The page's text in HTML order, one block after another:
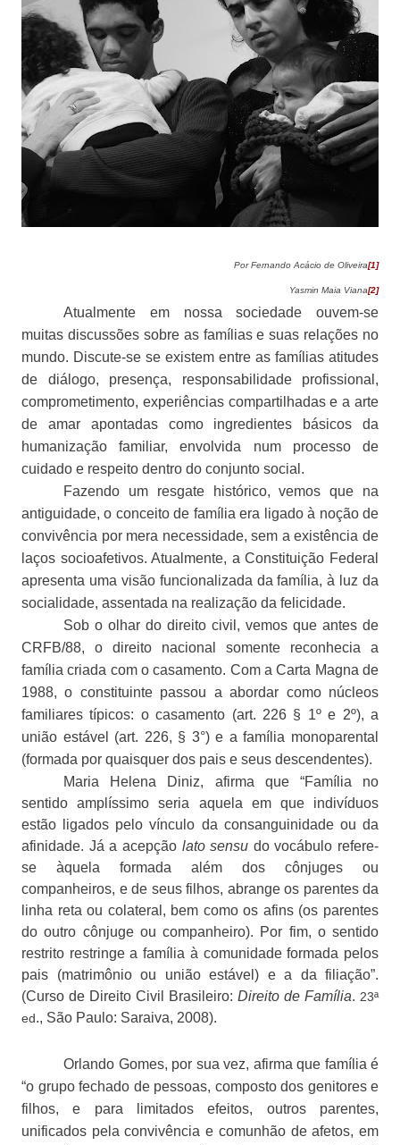
Por Fernando Acácio de Oliveira[1]
Yasmin Maia Viana[2]
Atualmente em nossa sociedade ouvem-se
muitas discussões sobre as famílias e suas relações no
mundo. Discute-se se existem entre as famílias atitudes
de diálogo, presença, responsabilidade profissional,
comprometimento, experiências compartilhadas e a arte
de amar apontadas como ingredientes básicos da
humanização familiar, envolvida num processo de
cuidado e respeito dentro do conjunto social.
Fazendo um resgate histórico, vemos que na
antiguidade, o conceito de família era ligado à noção de
convivência por mera necessidade, sem a existência de
laços socioafetivos. Atualmente, a Constituição Federal
apresenta uma visão funcionalizada da família, à luz da
socialidade, assentada na realização da felicidade.
Sob o olhar do direito civil, vemos que antes de
CRFB/88, o direito nacional somente reconhecia a
família criada com o casamento. Com a Carta Magna de
1988, o constituinte passou a abordar como núcleos
familiares típicos: o casamento (art. 226 § 1º e 2º), a
união estável (art. 226, § 3°) e a família monoparental
(formada por quaisquer dos pais e seus descendentes).
Maria Helena Diniz, afirma que “Família no
sentido amplíssimo seria aquela em que indivíduos
estão ligados pelo vínculo da consanguinidade ou da
afinidade. Já a acepção lato sensu do vocábulo refere-
se àquela formada além dos cônjuges ou
companheiros, e de seus filhos, abrange os parentes da
linha reta ou colateral, bem como os afins (os parentes
do outro cônjuge ou companheiro). Por fim, o sentido
restrito restringe a família à comunidade formada pelos
pais (matrimônio ou união estável) e a da filiação”.
(Curso de Direito Civil Brasileiro: Direito de Família. 23ª
ed., São Paulo: Saraiva, 2008).
Orlando Gomes, por sua vez, afirma que família é
“o grupo fechado de pessoas, composto dos genitores e
filhos, e para limitados efeitos, outros parentes,
unificados pela convivência e comunhão de afetos, em